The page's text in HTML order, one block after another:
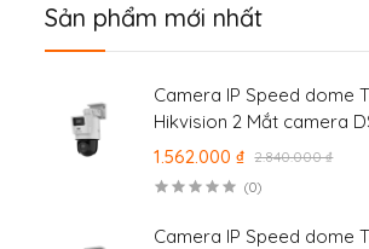
Sản phẩm mới nhất
Camera IP Speed dome
Hikvision 2 Mắt camera
2SE2C400MWG-E/14
1.562.000 ₫ 2.840.000 ₫
(0)
Camera IP Speed dome